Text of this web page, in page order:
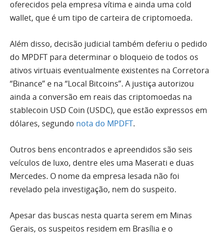
oferecidos pela empresa vítima e ainda uma cold
wallet, que é um tipo de carteira de criptomoeda.
Além disso, decisão judicial também deferiu o pedido
do MPDFT para determinar o bloqueio de todos os
ativos virtuais eventualmente existentes na Corretora
“Binance” e na “Local Bitcoins”. A justiça autorizou
ainda a conversão em reais das criptomoedas na
stablecoin USD Coin (USDC), que estão expressos em
dólares, segundo nota do MPDFT.
Outros bens encontrados e apreendidos são seis
veículos de luxo, dentre eles uma Maserati e duas
Mercedes. O nome da empresa lesada não foi
revelado pela investigação, nem do suspeito.
Apesar das buscas nesta quarta serem em Minas
Gerais, os suspeitos residem em Brasília e o